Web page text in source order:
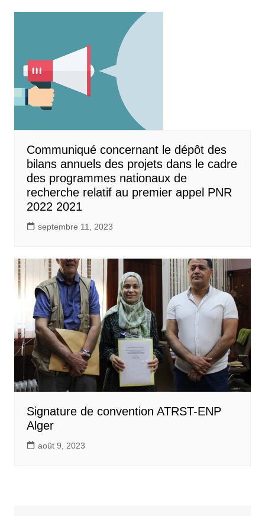
Communiqué concernant le dépôt des
bilans annuels des projets dans le cadre
des programmes nationaux de
recherche relatif au premier appel PNR
2022 2021
septembre 11, 2023
Signature de convention ATRST-ENP
Alger
août 9, 2023